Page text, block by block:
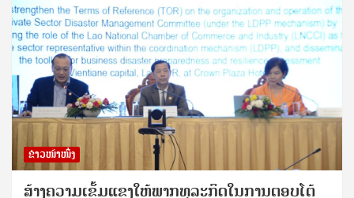
ຂ່າວໜ້າໜຶ່ງ
ສ້າງຄວາມເຂັ້ມແຂງໃຫ້ພາກທຸລະກິດໃນການຕອບໂຕ້